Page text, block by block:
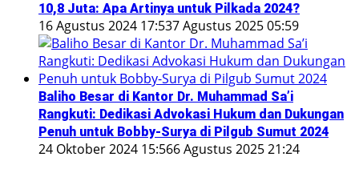
10,8 Juta: Apa Artinya untuk Pilkada 2024?
16 Agustus 2024 17:537 Agustus 2025 05:59
Baliho Besar di Kantor Dr. Muhammad Sa’i
Rangkuti: Dedikasi Advokasi Hukum dan Dukungan
Penuh untuk Bobby-Surya di Pilgub Sumut 2024
24 Oktober 2024 15:566 Agustus 2025 21:24